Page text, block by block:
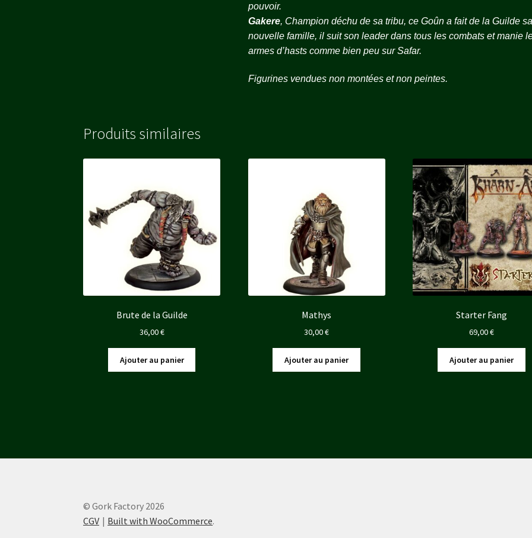
pouvoir.
Gakere, Champion déchu de sa tribu, ce Goûn a fait de la Guilde sa
nouvelle famille, il suit son leader dans tous les combats et manie
armes d’hasts comme bien peu sur Safar.
Figurines vendues non montées et non peintes.
Produits similaires
Brute de la Guilde
36,00€
Ajouter au panier
Mathys
30,00€
Ajouter au panier
Starter Fang
69,00€
Ajouter au panier
© Gork Factory 2026
CGV
Built with WooCommerce.